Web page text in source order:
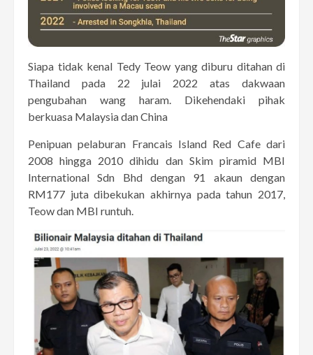
Siapa tidak kenal Tedy Teow yang diburu ditahan di
Thailand pada 22 julai 2022 atas dakwaan
pengubahan wang haram. Dikehendaki pihak
berkuasa Malaysia dan China
Penipuan pelaburan Francais Island Red Cafe dari
2008 hingga 2010 dihidu dan Skim piramid MBI
International Sdn Bhd dengan 91 akaun dengan
RM177 juta dibekukan akhirnya pada tahun 2017,
Teow dan MBI runtuh.